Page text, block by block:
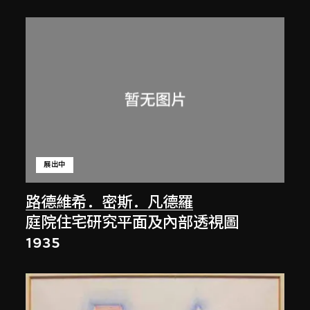
路德維希．密斯．凡德羅
展出中
庭院住宅研究平面及內部透視圖
1935